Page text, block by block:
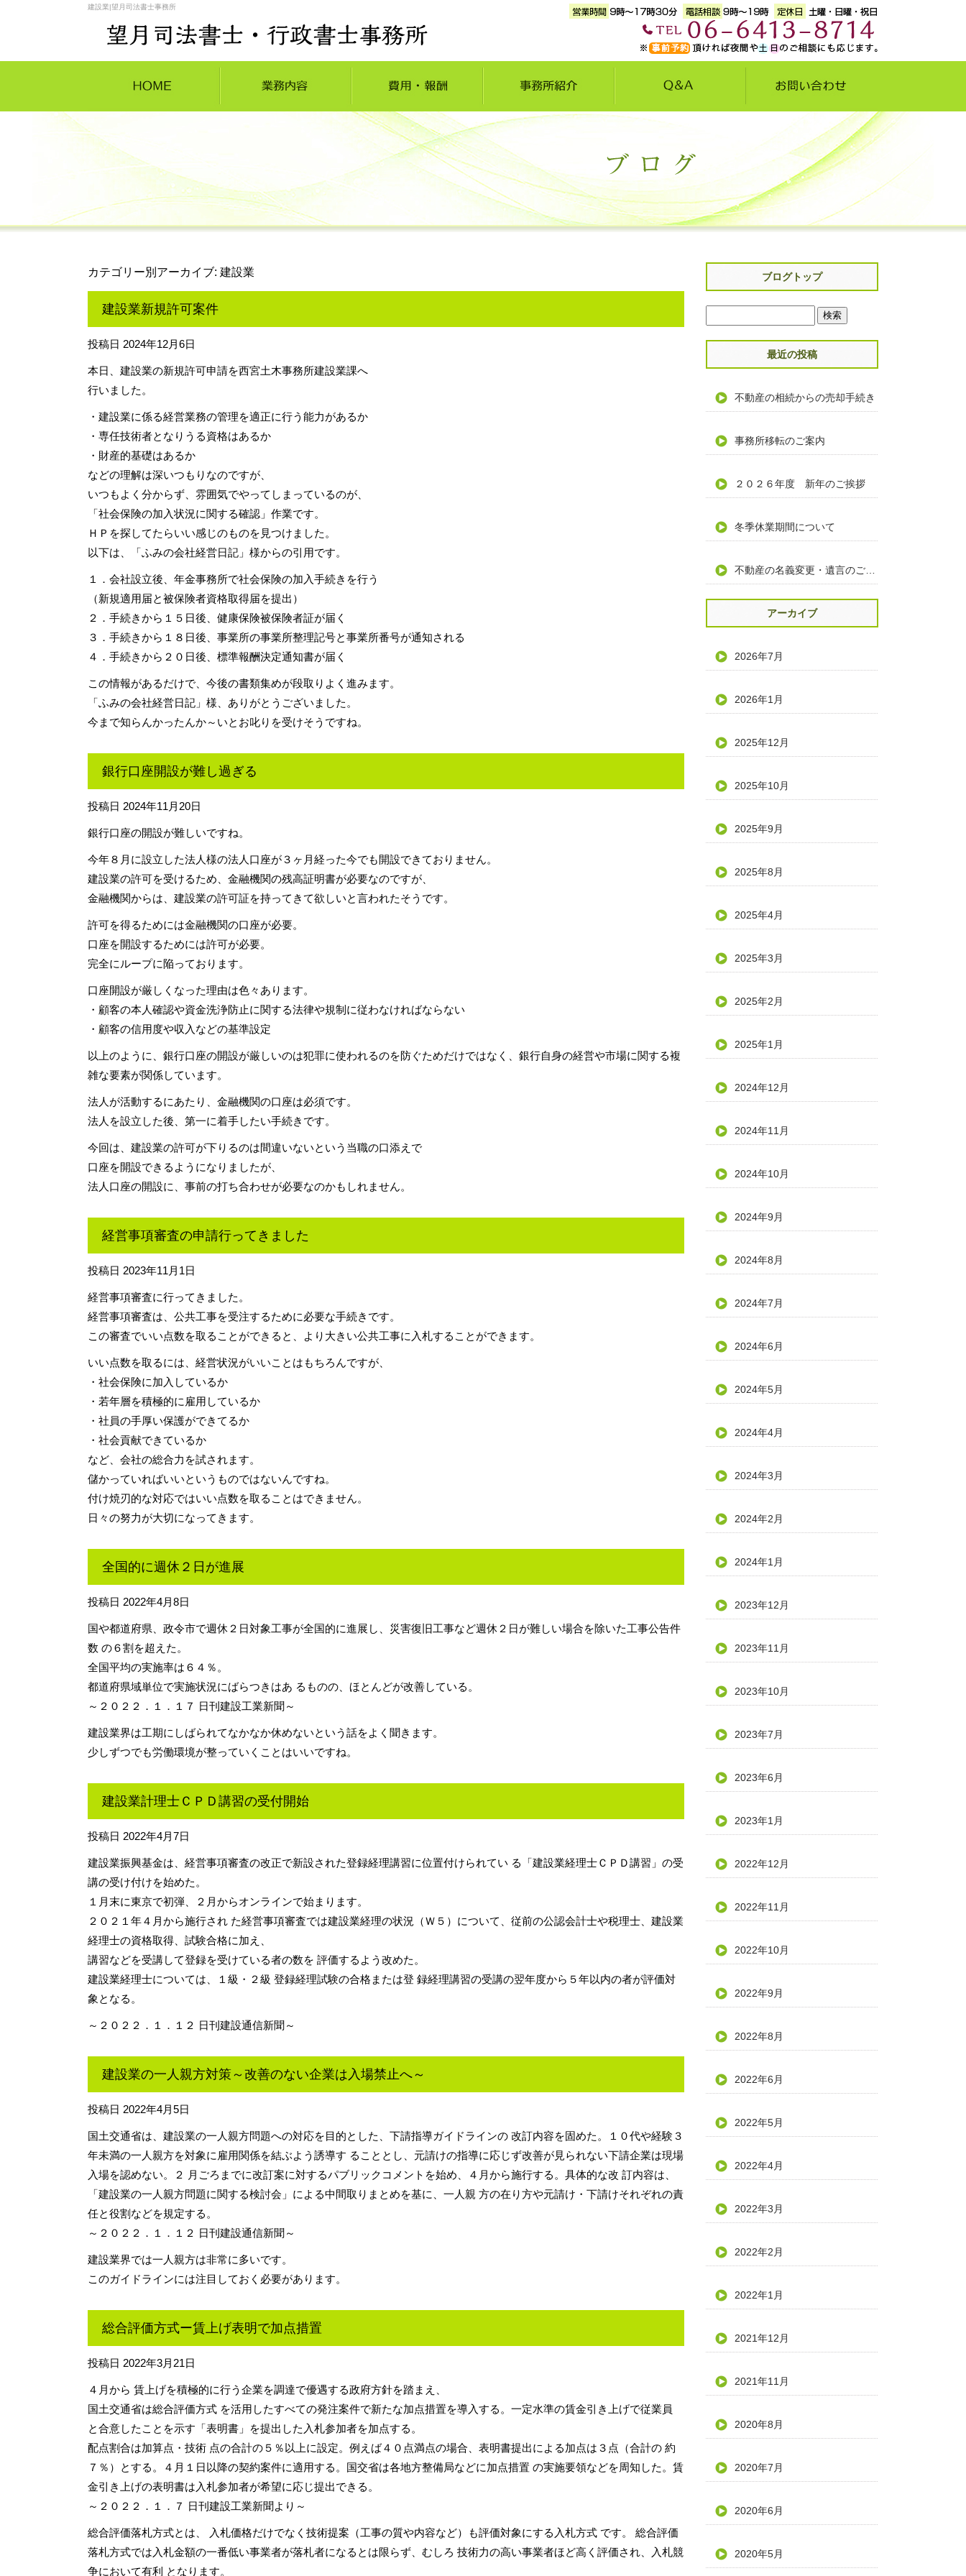
建設業|望月司法書士事務所
カテゴリー別アーカイブ: 建設業
建設業新規許可案件
投稿日 2024年12月6日
本日、建設業の新規許可申請を西宮土木事務所建設業課へ
行いました。
・建設業に係る経営業務の管理を適正に行う能力があるか
・専任技術者となりうる資格はあるか
・財産的基礎はあるか
などの理解は深いつもりなのですが、
いつもよく分からず、雰囲気でやってしまっているのが、
「社会保険の加入状況に関する確認」作業です。
ＨＰを探してたらいい感じのものを見つけました。
以下は、「ふみの会社経営日記」様からの引用です。
１．会社設立後、年金事務所で社会保険の加入手続きを行う
（新規適用届と被保険者資格取得届を提出）
２．手続きから１５日後、健康保険被保険者証が届く
３．手続きから１８日後、事業所の事業所整理記号と事業所番号が通知される
４．手続きから２０日後、標準報酬決定通知書が届く
この情報があるだけで、今後の書類集めが段取りよく進みます。
「ふみの会社経営日記」様、ありがとうございました。
今まで知らんかったんか～いとお叱りを受けそうですね。
銀行口座開設が難し過ぎる
投稿日 2024年11月20日
銀行口座の開設が難しいですね。
今年８月に設立した法人様の法人口座が３ヶ月経った今でも開設できておりません。
建設業の許可を受けるため、金融機関の残高証明書が必要なのですが、
金融機関からは、建設業の許可証を持ってきて欲しいと言われたそうです。
許可を得るためには金融機関の口座が必要。
口座を開設するためには許可が必要。
完全にループに陥っております。
口座開設が厳しくなった理由は色々あります。
・顧客の本人確認や資金洗浄防止に関する法律や規制に従わなければならない
・顧客の信用度や収入などの基準設定
以上のように、銀行口座の開設が厳しいのは犯罪に使われるのを防ぐためだけではなく、銀行自身の経営や市場に関する複
雑な要素が関係しています。
法人が活動するにあたり、金融機関の口座は必須です。
法人を設立した後、第一に着手したい手続きです。
今回は、建設業の許可が下りるのは間違いないという当職の口添えで
口座を開設できるようになりましたが、
法人口座の開設に、事前の打ち合わせが必要なのかもしれません。
経営事項審査の申請行ってきました
投稿日 2023年11月1日
経営事項審査に行ってきました。
経営事項審査は、公共工事を受注するために必要な手続きです。
この審査でいい点数を取ることができると、より大きい公共工事に入札することができます。
いい点数を取るには、経営状況がいいことはもちろんですが、
・社会保険に加入しているか
・若年層を積極的に雇用しているか
・社員の手厚い保護ができてるか
・社会貢献できているか
など、会社の総合力を試されます。
儲かっていればいいというものではないんですね。
付け焼刃的な対応ではいい点数を取ることはできません。
日々の努力が大切になってきます。
全国的に週休２日が進展
投稿日 2022年4月8日
国や都道府県、政令市で週休２日対象工事が全国的に進展し、災害復旧工事など週休２日が難しい場合を除いた工事公告件
数 の６割を超えた。
全国平均の実施率は６４％。
都道府県域単位で実施状況にばらつきはあ るものの、ほとんどが改善している。
～２０２２．１．１７ 日刊建設工業新聞～
建設業界は工期にしばられてなかなか休めないという話をよく聞きます。
少しずつでも労働環境が整っていくことはいいですね。
建設業計理士ＣＰＤ講習の受付開始
投稿日 2022年4月7日
建設業振興基金は、経営事項審査の改正で新設された登録経理講習に位置付けられてい る「建設業経理士ＣＰＤ講習」の受
講の受け付けを始めた。
１月末に東京で初弾、２月からオンラインで始まります。
２０２１年４月から施行され た経営事項審査では建設業経理の状況（Ｗ５）について、従前の公認会計士や税理士、建設業
経理士の資格取得、試験合格に加え、
講習などを受講して登録を受けている者の数を 評価するよう改めた。
建設業経理士については、１級・２級 登録経理試験の合格または登 録経理講習の受講の翌年度から５年以内の者が評価対
象となる。
～２０２２．１．１２ 日刊建設通信新聞～
建設業の一人親方対策～改善のない企業は入場禁止へ～
投稿日 2022年4月5日
国土交通省は、建設業の一人親方問題への対応を目的とした、下請指導ガイドラインの 改訂内容を固めた。１０代や経験３
年未満の一人親方を対象に雇用関係を結ぶよう誘導す ることとし、元請けの指導に応じず改善が見られない下請企業は現場
入場を認めない。２ 月ごろまでに改訂案に対するパブリックコメントを始め、４月から施行する。具体的な改 訂内容は、
「建設業の一人親方問題に関する検討会」による中間取りまとめを基に、一人親 方の在り方や元請け・下請けそれぞれの責
任と役割などを規定する。
～２０２２．１．１２ 日刊建設通信新聞～
建設業界では一人親方は非常に多いです。
このガイドラインには注目しておく必要があります。
総合評価方式ー賃上げ表明で加点措置
投稿日 2022年3月21日
４月から 賃上げを積極的に行う企業を調達で優遇する政府方針を踏まえ、
国土交通省は総合評価方式 を活用したすべての発注案件で新たな加点措置を導入する。一定水準の賃金引き上げで従業員
と合意したことを示す「表明書」を提出した入札参加者を加点する。
配点割合は加算点・技術 点の合計の５％以上に設定。例えば４０点満点の場合、表明書提出による加点は３点（合計の 約
７％）とする。４月１日以降の契約案件に適用する。国交省は各地方整備局などに加点措置 の実施要領などを周知した。賃
金引き上げの表明書は入札参加者が希望に応じ提出できる。
～２０２２．１．７ 日刊建設工業新聞より～
総合評価落札方式とは、 入札価格だけでなく技術提案（工事の質や内容など）も評価対象にする入札方式 です。 総合評価
落札方式では入札金額の一番低い事業者が落札者になるとは限らず、むしろ 技術力の高い事業者ほど高く評価され、入札競
争において有利 となります。
ブログトップ
最近の投稿
不動産の相続からの売却手続き
事務所移転のご案内
２０２６年度 新年のご挨拶
冬季休業期間について
アーカイブ
2026年7月
2026年1月
2025年12月
2025年10月
2025年9月
2025年8月
2025年4月
2025年3月
2025年2月
2025年1月
2024年12月
2024年11月
2024年10月
2024年9月
2024年8月
2024年7月
2024年6月
2024年5月
2024年4月
2024年3月
2024年2月
2024年1月
2023年12月
2023年11月
2023年10月
2023年7月
2023年6月
2023年1月
2022年12月
2022年11月
2022年10月
2022年9月
2022年8月
2022年6月
2022年5月
2022年4月
2022年3月
2022年2月
2022年1月
2021年12月
2021年11月
2020年8月
2020年7月
2020年6月
2020年5月